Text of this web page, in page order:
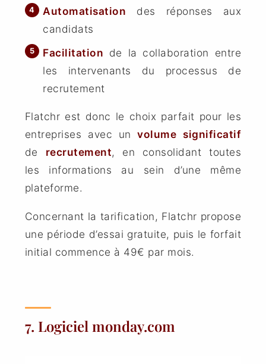
Automatisation des réponses aux
candidats
Facilitation de la collaboration entre
les intervenants du processus de
recrutement
Flatchr est donc le choix parfait pour les
entreprises avec unvolume significatif
de recrutement, en consolidant toutes
les informations au sein d’une même
plateforme.
Concernant la tarification, Flatchr propose
une période d’essai gratuite, puis le forfait
initial commence à 49€ par mois.
7. Logiciel monday.com